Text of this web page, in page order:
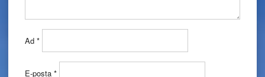
Ad *
E-posta *